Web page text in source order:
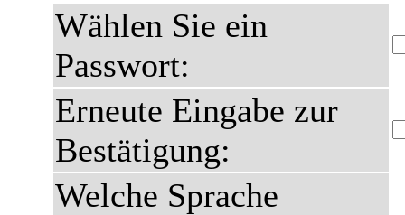
Wählen Sie ein
Passwort:
Erneute Eingabe zur
Bestätigung:
Welche Sprache